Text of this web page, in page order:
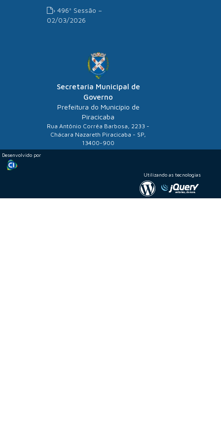
› 496ª Sessão –
02/03/2026
Secretaria Municipal de
Governo
Prefeitura do Município de
Piracicaba
Rua Antônio Corrêa Barbosa, 2233 -
Chácara Nazareth Piracicaba - SP,
13400-900
Desenvolvido por
Utilizando as tecnologias